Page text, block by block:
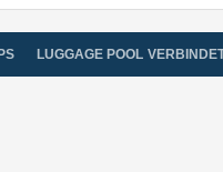
LUGGAGE POOL